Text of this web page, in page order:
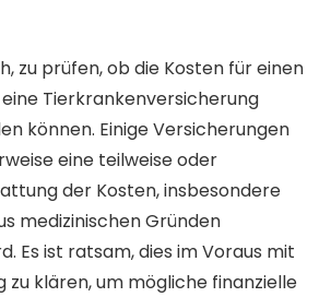
zu prüfen, ob die Kosten für einen
Tierkrankenversicherung
können. Einige Versicherungen
eine teilweise oder
der Kosten, insbesondere
medizinischen Gründen
Es ist ratsam, dies im Voraus mit
zu klären, um mögliche finanzielle